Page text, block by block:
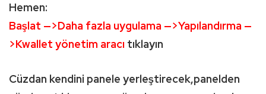
Hemen:
Başlat —>Daha fazla uygulama —>Yapılandırma —
>Kwallet yönetim aracı tıklayın
Cüzdan kendini panele yerleştirecek,panelden